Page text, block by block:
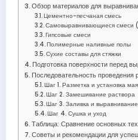
Обзор материалов для
Цементно-песчаная смесь
Самовыравнивающиеся смеси
Гипсовые смеси
Полимерные наливные полы
Сухие составы для стяжки
Подготовка поверхности перед
Последовательность проведения
Шаг 1. Разметка и установка
Шаг 2. Замешивание раствора
Шаг 3. Заливка и выравнивание
Шаг 4. Сушка и уход
Таблица: Сравнение основных
Советы и рекомендации для